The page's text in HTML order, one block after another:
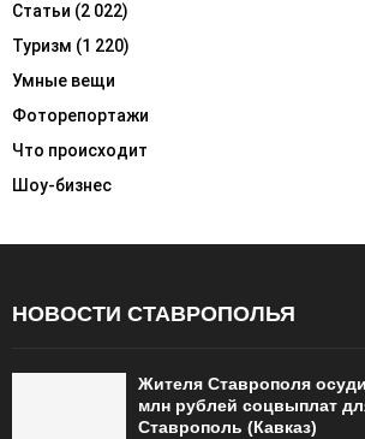
Статьи (2 022)
Туризм (1 220)
Умные вещи
Фоторепортажи
Что происходит
Шоу-бизнес
НОВОСТИ СТАВРОПОЛЬЯ
Жителя Ставрополя
млн рублей соцвыплат
Ставрополь (Кавказ)